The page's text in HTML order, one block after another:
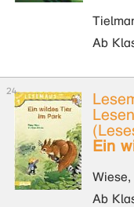
Ab
Ein
Wiese,
Ab